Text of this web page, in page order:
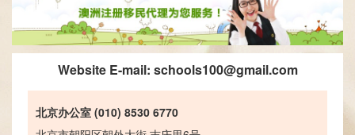
Website E-mail: schools100@gmail.com
北京办公室 (010) 8530 6770